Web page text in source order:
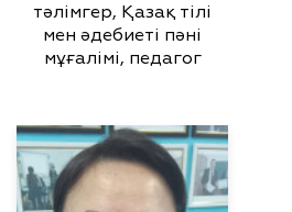
тәлімгер, Қазақ тілі
мен әдебиеті пәні
мұғалімі, педагог